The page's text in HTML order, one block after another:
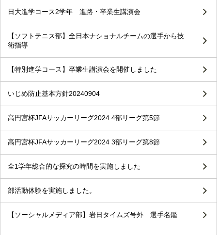
日大進学コース2学年 進路・卒業生講演会
【ソフトテニス部】全日本ナショナルチームの選手から技
術指導
【特別進学コース】卒業生講演会を開催しました
いじめ防止基本方針20240904
高円宮杯JFAサッカーリーグ2024 4部リーグ第5節
高円宮杯JFAサッカーリーグ2024 3部リーグ第8節
全1学年総合的な探究の時間を実施しました
部活動体験を実施しました。
【ソーシャルメディア部】岩日タイムズ号外 選手名鑑